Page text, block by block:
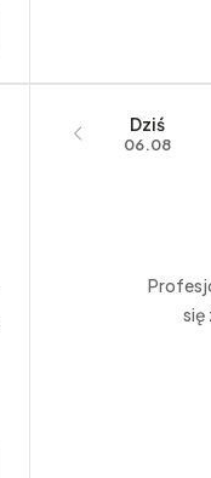
Dziś
06.08
się